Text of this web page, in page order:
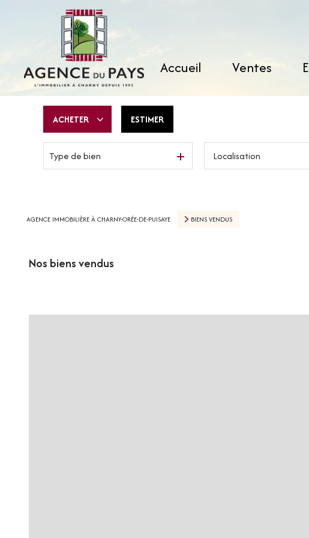
accueil ventes
ACHETER
De l'ancien
ESTIMER
Type de bien
AGENCE IMMOBILIÈRE À CHARNY-ORÉE-DE-PUISAYE BIENS VENDUS
Nos biens vendus